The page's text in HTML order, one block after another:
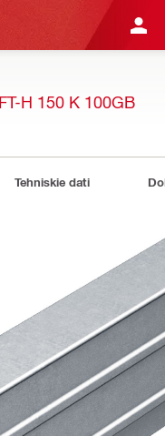
H 150 K 100GB
Tehniskie dati